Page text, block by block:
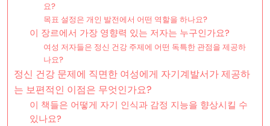
요?
목표 설정은 개인 발전에서 어떤 역할을 하나요?
이 장르에서 가장 영향력 있는 저자는 누구인가요?
여성 저자들은 정신 건강 주제에 어떤 독특한 관점을 제공하
나요?
정신 건강 문제에 직면한 여성에게 자기계발서가 제공하
는 보편적인 이점은 무엇인가요?
이 책들은 어떻게 자기 인식과 감정 지능을 향상시킬 수
있나요?